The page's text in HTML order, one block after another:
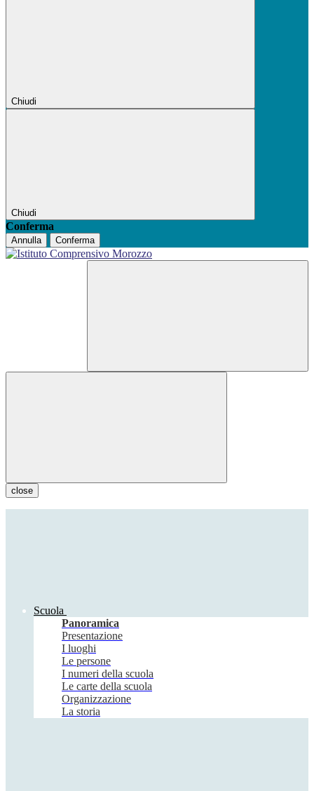
Chiudi
Chiudi
Conferma
Annulla Conferma
close
Scuola
Panoramica
Presentazione
I luoghi
Le persone
I numeri della scuola
Le carte della scuola
Organizzazione
La storia